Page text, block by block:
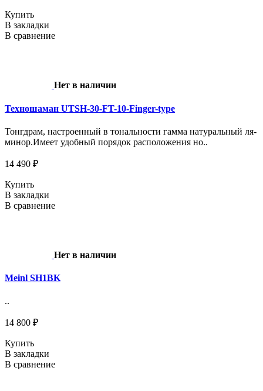
Купить
В закладки
В сравнение
Нет в наличии
Техношаман UTSH-30-FT-10-Finger-type
Тонгдрам, настроенный в тональности гамма натуральный ля-
минор.Имеет удобный порядок расположения но..
14 490 ₽
Купить
В закладки
В сравнение
Нет в наличии
Meinl SH1BK
..
14 800 ₽
Купить
В закладки
В сравнение